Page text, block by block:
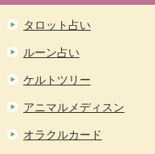
タロット占い
ルーン占い
ケルトツリー
アニマルメディスン
オラクルカード